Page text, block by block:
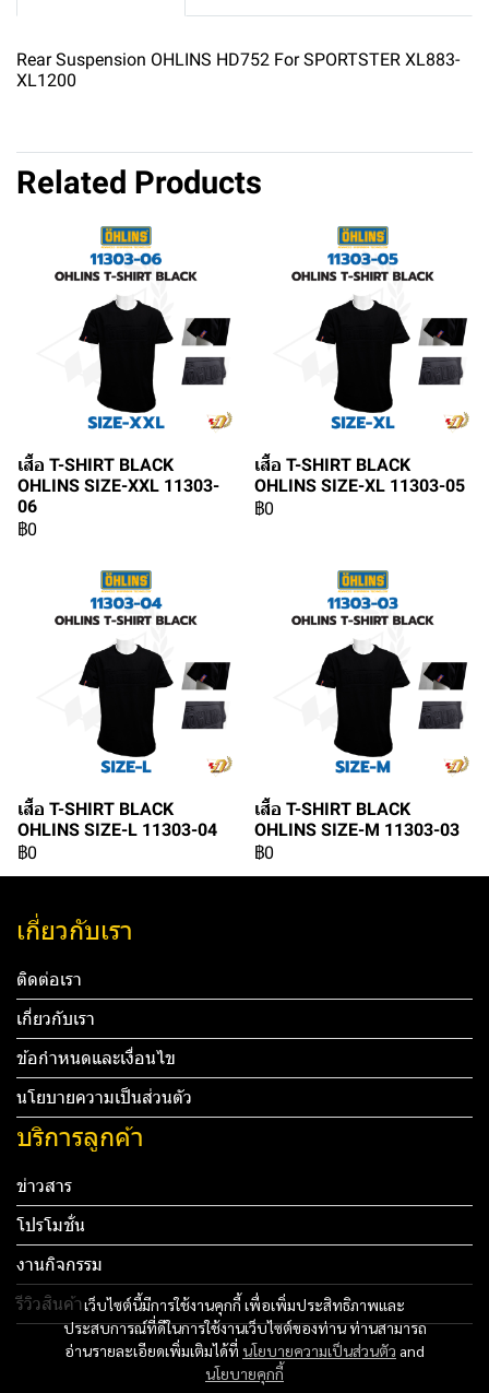
Rear Suspension OHLINS HD752 For SPORTSTER XL883-
XL1200
Related Products
เสื้อ T-SHIRT BLACK
OHLINS SIZE-XXL 11303-
06
฿0
เสื้อ T-SHIRT BLACK
OHLINS SIZE-XL 11303-05
฿0
เสื้อ T-SHIRT BLACK
OHLINS SIZE-L 11303-04
฿0
เสื้อ T-SHIRT BLACK
OHLINS SIZE-M 11303-03
฿0
เว็บไซต์นี้มีการใช้งานคุกกี้ เพื่อเพิ่มประสิทธิภาพและ
ประสบการณ์ที่ดีในการใช้งานเว็บไซต์ของท่าน ท่านสามารถ
อ่านรายละเอียดเพิ่มเติมได้ที่ นโยบายความเป็นส่วนตัว and
นโยบายคุกกี้
เกี่ยวกับเรา
ติดต่อเรา
เกี่ยวกับเรา
ข้อกำหนดและเงื่อนไข
นโยบายความเป็นส่วนตัว
บริการลูกค้า
ข่าวสาร
โปรโมชั่น
งานกิจกรรม
รีวิวสินค้า
Tel: 012 345 67890 Email: mail@yourdomain.com